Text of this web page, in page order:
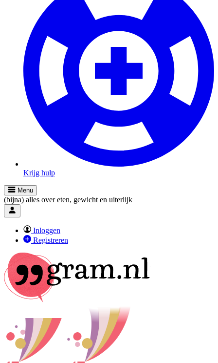
Krijg hulp
Menu
(bijna) alles over eten, gewicht en uiterlijk
Inloggen
Registreren